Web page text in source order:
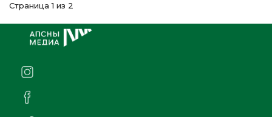
Страница 1 из 2